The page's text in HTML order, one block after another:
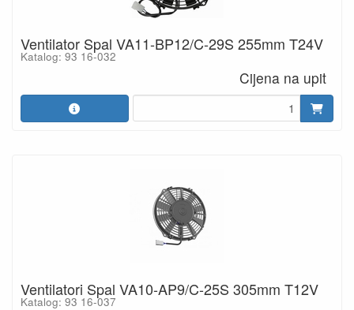
Ventilator Spal VA11-BP12/C-29S 255mm T24V
Katalog: 93 16-032
Cijena na upit
Ventilatori Spal VA10-AP9/C-25S 305mm T12V
Katalog: 93 16-037